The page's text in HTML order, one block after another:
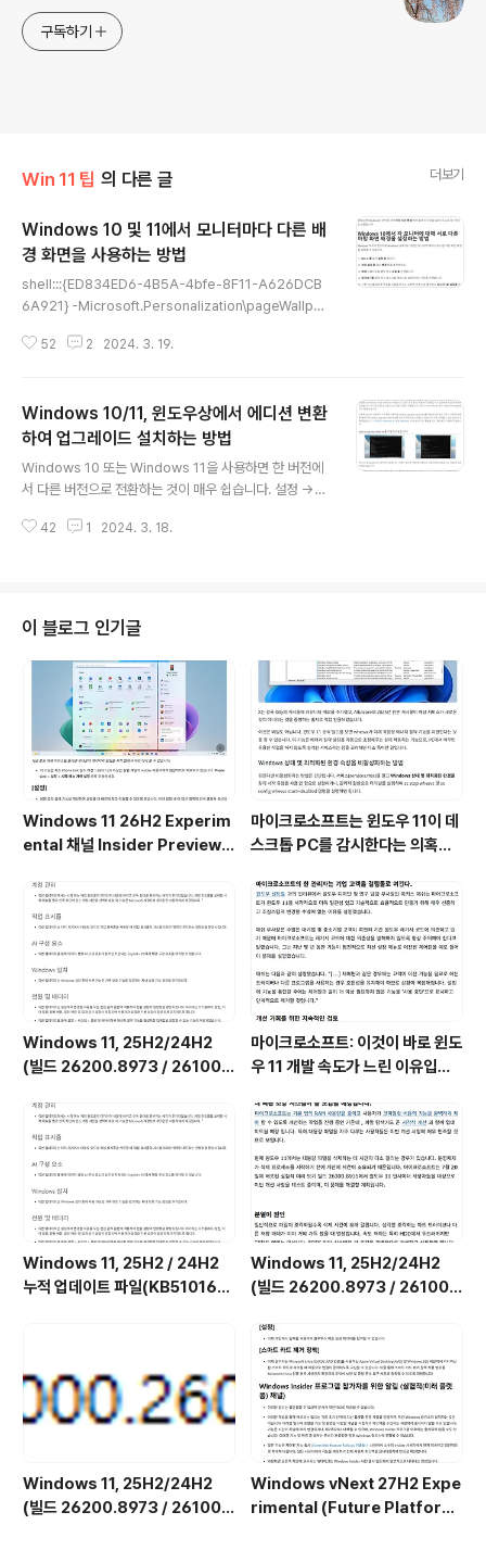
구독하기
Win 11 팁 의 다른 글 더보기
Windows 10 및 11에서 모니터마다 다른 배
경 화면을 사용하는 방법
shell:::{ED834ED6-4B5A-4bfe-8F11-A626DCB
6A921} -Microsoft.Personalization\pageWallpap
52 2 2024. 3. 19.
Windows 10/11, 윈도우상에서 에디션 변환
하여 업그레이드 설치하는 방법
Windows 10 또는 Windows 11을 사용하면 한 버전에
서 다른 버전으로 전환하는 것이 매우 쉽습니다. 설정 ->
면 이상적으로는 다시 시작하지 않고도 Windows 버전이
가능하지만, 모든 버전에서 Home으로는 변환이 쉽지 않
습니다. Home이 모든 버전의 기본 베이스 에디션이기 때
문이죠....ㅠ 이때는 다운그레이드해야합니다. (전제 다운그
레이드...) Pro 에디션을 Home 에디션으로 변경하는 경
우를 제외하고는 그냥 변경하고자하는 에디션의 제품키를
넣어주는게 가장 ..
42 1 2024. 3. 18.
이 블로그 인기글
Windows 11 26H2 Experim
ental 채널 Insider Preview
업데이트(KB5101682) 통합 []
마이크로소프트는 윈도우 11이 데
스크톱 PC를 감시한다는 의혹을
하는 일을 공개했습니다. (Wind
ows 11 상태 및 최적화된 환경 서
비스를 비활성화하는 방법)
Windows 11, 25H2/24H2
(빌드 26200.8973 / 26100.
버전 [한글/영문판]
마이크로소프트: 이것이 바로 윈도
우 11 개발 속도가 느린 이유입니
Windows 11, 25H2 / 24H2
누적 업데이트 파일(KB510168
업데이트)
Windows 11, 25H2/24H2
(빌드 26200.8973 / 26100.
판 [한글/영문판]
Windows 11, 25H2/24H2
(빌드 26200.8973 / 26100.
Windows vNext 27H2 Expe
rimental (Future Platform